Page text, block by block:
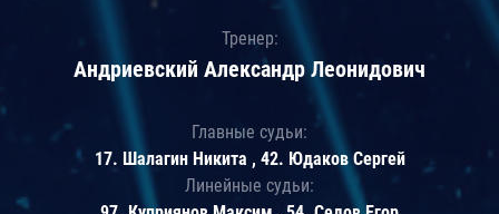
Тренер:
Андриевский Александр Леонидович
Главные судьи:
17. Шалагин Никита , 42. Юдаков Сергей
Линейные судьи: